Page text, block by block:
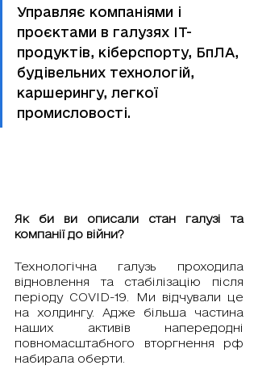
Управляє компаніями і
проєктами в галузях ІТ-
продуктів, кіберспорту, БпЛА,
будівельних технологій,
каршерингу, легкої
промисловості.
Як би ви описали стан галузі та
компанії до війни?
Технологічна галузь проходила
відновлення та стабілізацію після
періоду COVID-19. Ми відчували це
на холдингу. Адже більша частина
наших активів напередодні
повномасштабного вторгнення рф
набирала оберти.